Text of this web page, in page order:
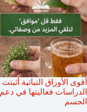
أقوى الأوراق النباتية أثبتت
الدراسات فعاليتها في دعم
الجسم